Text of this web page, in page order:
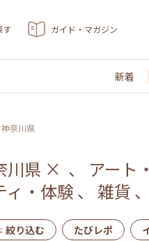
す ガイド・マガジン
新着
神奈川県
川県 × 、 アート
ィ・体験、 雑貨 、
絞り込む たびレポ